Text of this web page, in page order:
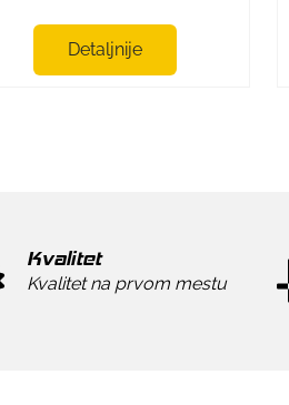
Detaljnije
Kvalitet
Kvalitet na prvom mestu